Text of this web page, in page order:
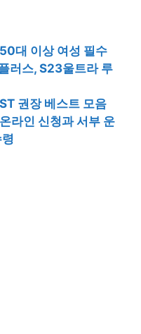
대 이상 여성 필수
러스, S23울트라 루
권장 베스트 모음
라인 신청과 서부 운